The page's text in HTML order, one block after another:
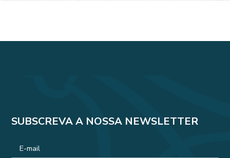
SUBSCREVA A NOSSA NEWSLETTER